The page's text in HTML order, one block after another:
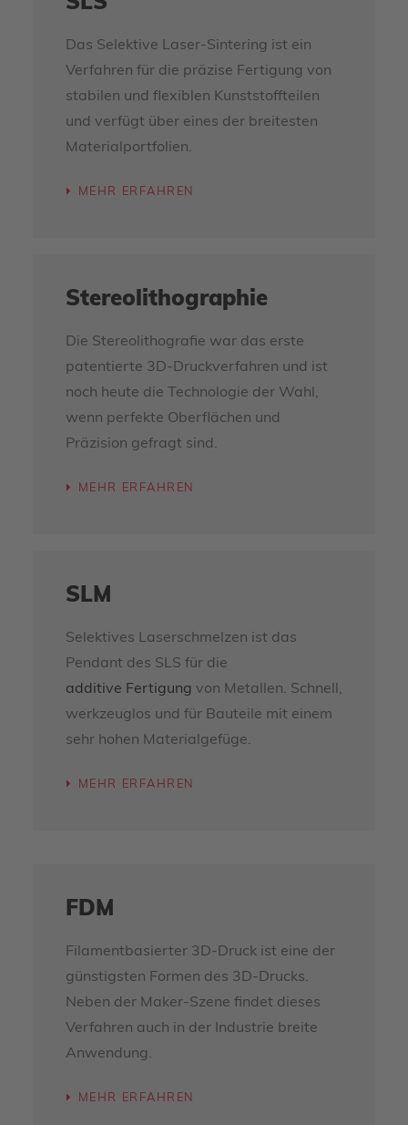
Stereolithographie
Die Stereolithografie war das erste
patentierte 3D-Druckverfahren und ist
noch heute die Technologie der Wahl,
wenn perfekte Oberflächen und
Präzision gefragt sind.
MEHR ERFAHREN
Das Selektive Laser-Sintering ist ein
Verfahren für die präzise Fertigung von
stabilen und flexiblen Kunststoffteilen
und verfügt über eines der breitesten
Materialportfolien.
MEHR ERFAHREN
SLM
Selektives Laserschmelzen ist das
Pendant des SLS für die
additive Fertigung von Metallen. Schnell,
werkzeuglos und für Bauteile mit einem
sehr hohen Materialgefüge.
MEHR ERFAHREN
FDM
Filamentbasierter 3D-Druck ist eine der
günstigsten Formen des 3D-Drucks.
Neben der Maker-Szene findet dieses
Verfahren auch in der Industrie breite
Anwendung.
MEHR ERFAHREN